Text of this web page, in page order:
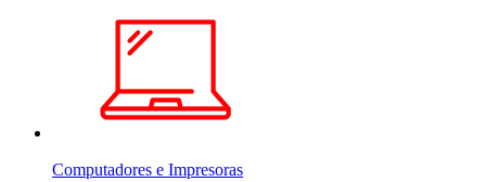
Computadores e Impresoras